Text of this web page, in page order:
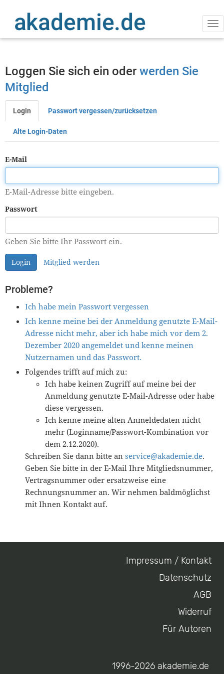
Inhalt
Loggen Sie sich ein oder werden Sie
Mitglied
Primäre
Reiter
Login Passwort vergessen/zurücksetzen
Alte Login-Daten
E-Mail
E-Mail-Adresse bitte eingeben.
Passwort
Geben Sie bitte Ihr Passwort ein.
Login Mitglied werden
Probleme?
Ich habe mein Passwort vergessen
Ich kenne meine bei der Anmeldung genutzte E-Mail-
Adresse nicht mehr, aber ich habe mich vor dem 2.
Dezember 2020 angemeldet und kenne meinen
Nutzernamen und das Passwort.
Folgendes trifft auf mich zu:
Ich habe keinen Zugriff auf meine bei der
Anmeldung genutzte E-Mail-Adresse oder habe
diese vergessen.
Ich kenne meine alten Anmeldedaten nicht
mehr (Loginname/Passwort-Kombination vor
dem 2.12.2020).
Schreiben Sie dann bitte an service@akademie.de.
Geben Sie bitte in der E-Mail Ihre Mitgliedsnummer,
Vertragsnummer oder ersatzweise eine
Rechnungsnummer an. Wir nehmen baldmöglichst
mit Ihnen Kontakt auf.
Impressum / Kontakt
Datenschutz
AGB
Widerruf
Für Autoren
1996-2026 akademie.de